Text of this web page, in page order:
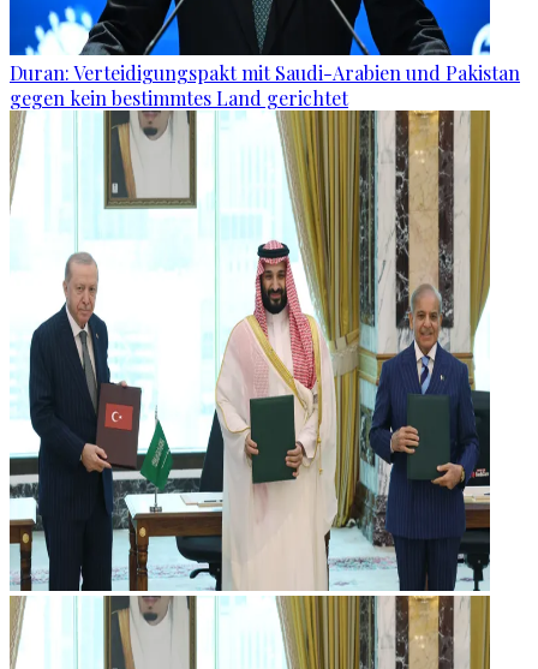
Duran: Verteidigungspakt mit Saudi-Arabien und Pakistan
gegen kein bestimmtes Land gerichtet